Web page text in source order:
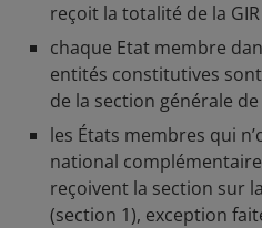
reçoit la totalité de la
chaque Etat membre
entités constitutives
de la section générale de
les États membres qui
national
reçoivent la section sur
(section 1), exception